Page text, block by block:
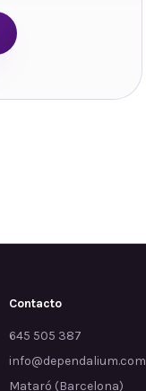
Contacto
645 505 387
info@dependalium.com
Mataró (Barcelona)